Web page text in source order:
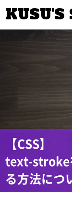
KUSU'S
【CSS】
text-stroke
る方法につ